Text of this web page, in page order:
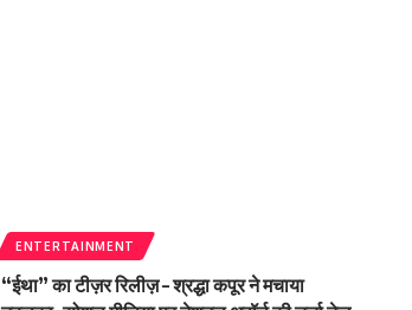
ENTERTAINMENT
“ईथा” का टीज़र रिलीज़ – श्रद्धा कपूर ने मचाया